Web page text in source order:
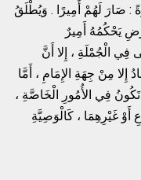
: صَارَ لَهُمْ أَمِيرًا . وَيُطْلَقُ
فِي الْجُمْلَةِ ، إِلا أَنَّ
إِلا مِنْ جِهَةِ الإِمَامِ ، أَمَّا
تَكُونُ فِي الأُمُورِ الْخَاصَّةِ ،
غَيْرِهِمَا ، كَالْوَصِيَّةِ